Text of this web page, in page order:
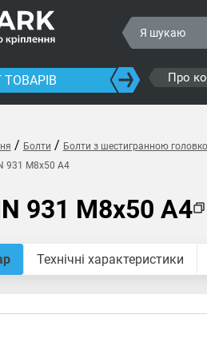
Про
/ Болти / Болти з шестигранною
931 M8x50 A4
931 M8x50 A4
Технічні характеристики